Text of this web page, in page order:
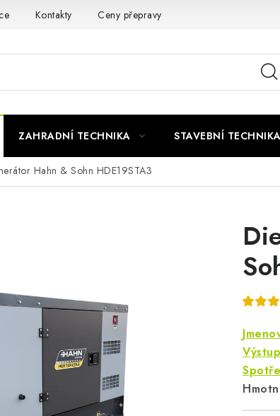
Kontakty Ceny přepravy
ZAHRADNÍ TECHNIKA STAVEBNÍ TECHNIKA
Hahn & Sohn HDE19STA3